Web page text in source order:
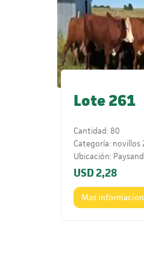
Lote 261
Cantidad: 80
Categoría: novillos
Ubicación:
Propietario: LNU
Peso: 400-420 kg
Comentario:
parejo de tamaño y
USD2,28
Mas informacion